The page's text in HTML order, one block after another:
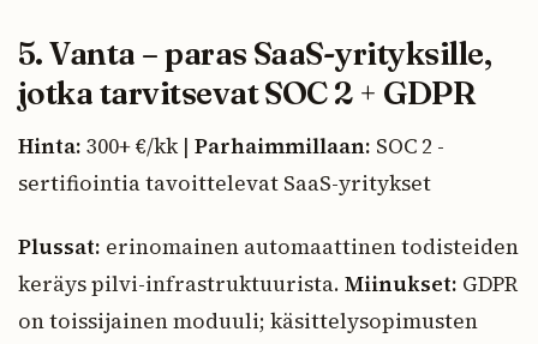
5. Vanta – paras SaaS-yrityksille,
jotka tarvitsevat SOC 2 + GDPR
Hinta: 300+ €/kk | Parhaimmillaan: SOC 2 -
sertifiointia tavoittelevat SaaS-yritykset
Plussat: erinomainen automaattinen todisteiden
keräys pilvi-infrastruktuurista. Miinukset: GDPR
on toissijainen moduuli; käsittelysopimusten